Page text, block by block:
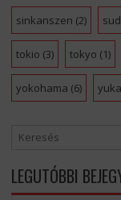
sinkanszen (2)
tokio (3) tokyo (1)
yokohama (6)
LEGUTÓBBI